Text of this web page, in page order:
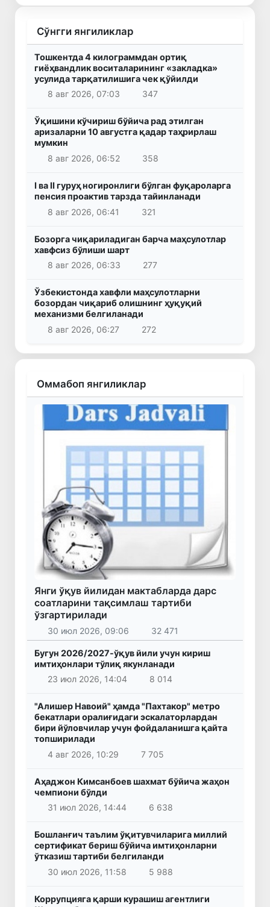
Сўнгги янгиликлар
Тошкентда 4 килограммдан ортиқ
гиёҳвандлик воситаларининг «закладка»
усулида тарқатилишига чек қўйилди
8 авг 2026, 07:03
347
Ўқишини кўчириш бўйича рад этилган
аризаларни 10 августга қадар таҳрирлаш
мумкин
8 авг 2026, 06:52
358
I ва II гуруҳ ногиронлиги бўлган фуқароларга
пенсия проактив тарзда тайинланади
8 авг 2026, 06:41
321
Бозорга чиқариладиган барча маҳсулотлар
хавфсиз бўлиши шарт
8 авг 2026, 06:33
277
Ўзбекистонда хавфли маҳсулотларни
бозордан чиқариб олишнинг ҳуқуқий
механизми белгиланади
8 авг 2026, 06:27
272
Оммабоп янгиликлар
Янги ўқув йилидан мактабларда дарс
соатларини тақсимлаш тартиби
ўзгартирилади
30 июл 2026, 09:06 32 471
Бугун 2026/2027-ўқув йили учун кириш
имтиҳонлари тўлиқ якунланади
23 июл 2026, 14:04
8 014
"Алишер Навоий" ҳамда "Пахтакор" метро
бекатлари оралиғидаги эскалаторлардан
бири йўловчилар учун фойдаланишга қайта
топширилади
4 авг 2026, 10:29
7 705
Аҳаджон Кимсанбоев шахмат бўйича жаҳон
чемпиони бўлди
31 июл 2026, 14:44
6 638
Бошланғич таълим ўқитувчиларига миллий
сертификат бериш бўйича имтиҳонларни
ўтказиш тартиби белгиланди
30 июл 2026, 11:58
5 988
Коррупцияга қарши курашиш агентлиги